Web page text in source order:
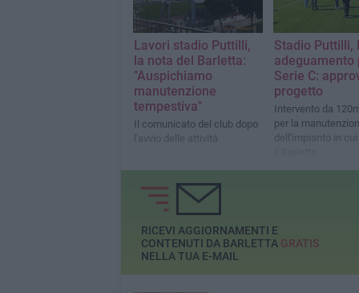
Lavori stadio Puttilli,
la nota del Barletta:
"Auspichiamo
manutenzione
tempestiva"
Il comunicato del club dopo
l'avvio delle attività
Stadio Puttilli,
adeguamento
Serie C:
progetto
Intervento da
per la
dell'impianto in
RICEVI AGGIORNAMENTI E
CONTENUTI DA BARLETTA GRATIS
NELLA TUA E-MAIL